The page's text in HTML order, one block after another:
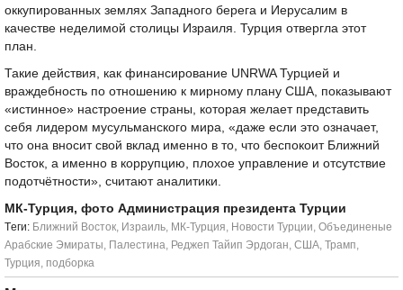
оккупированных землях Западного берега и Иерусалим в
качестве неделимой столицы Израиля. Турция отвергла этот
план.
Такие действия, как финансирование UNRWA Турцией и
враждебность по отношению к мирному плану США, показывают
«истинное» настроение страны, которая желает представить
себя лидером мусульманского мира, «даже если это означает,
что она вносит свой вклад именно в то, что беспокоит Ближний
Восток, а именно в коррупцию, плохое управление и отсутствие
подотчётности», считают аналитики.
МК-Турция, фото Администрация президента Турции
Tеги: Ближний Восток, Израиль, МК-Турция, Новости Турции, Объединеные
Арабские Эмираты, Палестина, Реджеп Тайип Эрдоган, США, Трамп,
Турция, подборка